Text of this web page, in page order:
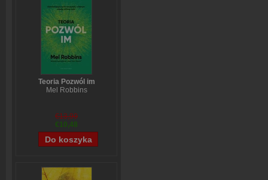
Teoria Pozwól im
Mel Robbins
€13,90
€10,48